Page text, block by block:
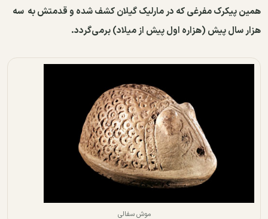
همین پیکرک مفرغی که در مارلیک گیلان کشف شده و قدمتش به سه
هزار سال پیش (هزاره اول پیش ‌از میلاد) برمی‌گردد.
موش سفالی